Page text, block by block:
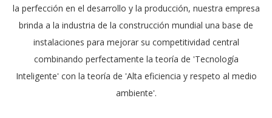
la perfección en el desarrollo y la producción, nuestra empresa
brinda a la industria de la construcción mundial una base de
instalaciones para mejorar su competitividad central
combinando perfectamente la teoría de 'Tecnología
Inteligente' con la teoría de 'Alta eficiencia y respeto al medio
ambiente'.